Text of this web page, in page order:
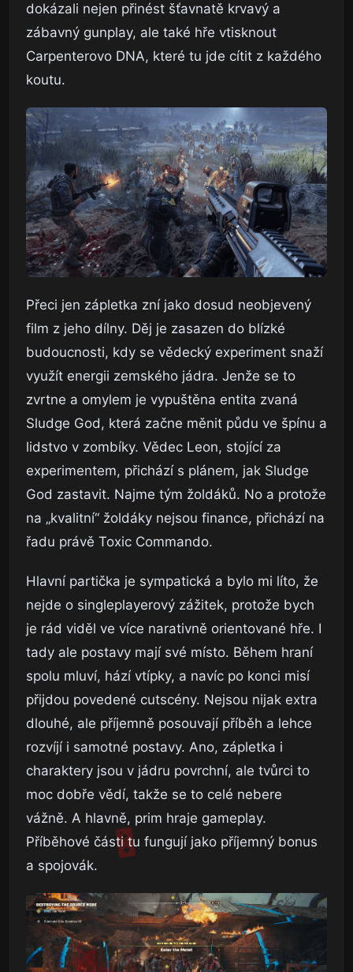
dokázali nejen přinést šťavnatě krvavý a
zábavný gunplay, ale také hře vtisknout
Carpenterovo DNA, které tu jde cítit z každého
koutu.
Přeci jen zápletka zní jako dosud neobjevený
film z jeho dílny. Děj je zasazen do blízké
budoucnosti, kdy se vědecký experiment snaží
využít energii zemského jádra. Jenže se to
zvrtne a omylem je vypuštěna entita zvaná
Sludge God, která začne měnit půdu ve špínu a
lidstvo v zombíky. Vědec Leon, stojící za
experimentem, přichází s plánem, jak Sludge
God zastavit. Najme tým žoldáků. No a protože
na „kvalitní“ žoldáky nejsou finance, přichází na
řadu právě Toxic Commando.
Hlavní partička je sympatická a bylo mi líto, že
nejde o singleplayerový zážitek, protože bych
je rád viděl ve více narativně orientované hře. I
tady ale postavy mají své místo. Během hraní
spolu mluví, hází vtípky, a navíc po konci misí
přijdou povedené cutscény. Nejsou nijak extra
dlouhé, ale příjemně posouvají příběh a lehce
rozvíjí i samotné postavy. Ano, zápletka i
charaktery jsou v jádru povrchní, ale tvůrci to
moc dobře vědí, takže se to celé nebere
vážně. A hlavně, prim hraje gameplay.
Příběhové části tu fungují jako příjemný bonus
a spojovák.